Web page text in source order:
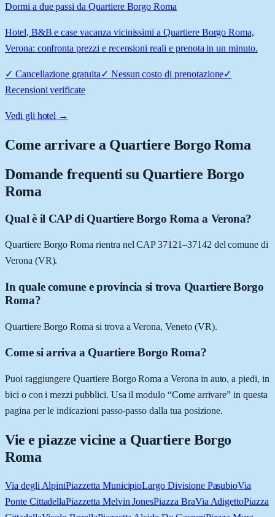
Dormi a due passi da Quartiere Borgo Roma
Hotel, B&B e case vacanza vicinissimi a Quartiere Borgo Roma,
Verona: confronta prezzi e recensioni reali e prenota in un minuto.
✓ Cancellazione gratuita✓ Nessun costo di prenotazione✓
Recensioni verificate
Vedi gli hotel →
Come arrivare a Quartiere Borgo Roma
Domande frequenti su Quartiere Borgo
Roma
Qual è il CAP di Quartiere Borgo Roma a Verona?
Quartiere Borgo Roma rientra nel CAP 37121–37142 del comune di
Verona (VR).
In quale comune e provincia si trova Quartiere Borgo
Roma?
Quartiere Borgo Roma si trova a Verona, Veneto (VR).
Come si arriva a Quartiere Borgo Roma?
Puoi raggiungere Quartiere Borgo Roma a Verona in auto, a piedi, in
bici o con i mezzi pubblici. Usa il modulo “Come arrivare” in questa
pagina per le indicazioni passo-passo dalla tua posizione.
Vie e piazze vicine a Quartiere Borgo
Roma
Via degli AlpiniPiazzetta MunicipioLargo Divisione PasubioVia
Ponte CittadellaPiazzetta Melvin JonesPiazza BraVia AdigettoPiazza